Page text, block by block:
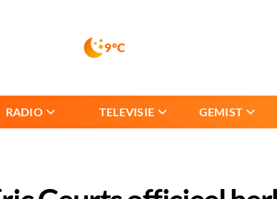
9°C
RADIO TELEVISIE GEMIST